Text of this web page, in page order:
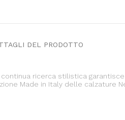
DEL PRODOTTO
ricerca stilistica
Made in Italy delle calzature